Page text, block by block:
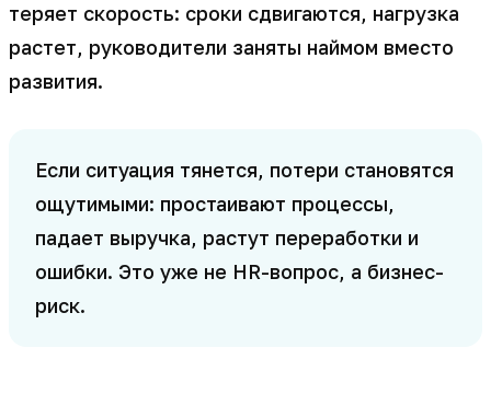
теряет скорость: сроки сдвигаются, нагрузка
растет, руководители заняты наймом вместо
развития.
Если ситуация тянется, потери становятся
ощутимыми: простаивают процессы,
падает выручка, растут переработки и
ошибки. Это уже не HR-вопрос, а бизнес-
риск.